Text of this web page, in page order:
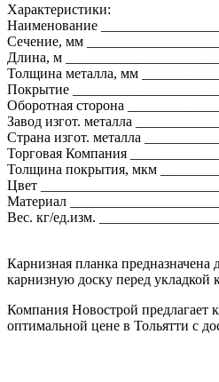
Характеристики:
Наименование
Сечение, мм
Длина, м
Толщина металла, мм
Покрытие
Оборотная сторона
Завод изгот. металла
Страна изгот. металла
Торговая Компания
Толщина покрытия, мкм
Цвет
Материал
Вес. кг/ед.изм.
Карнизная планка
карнизную доску перед укладкой
Компания Новострой
оптимальной цене в Тольятти с